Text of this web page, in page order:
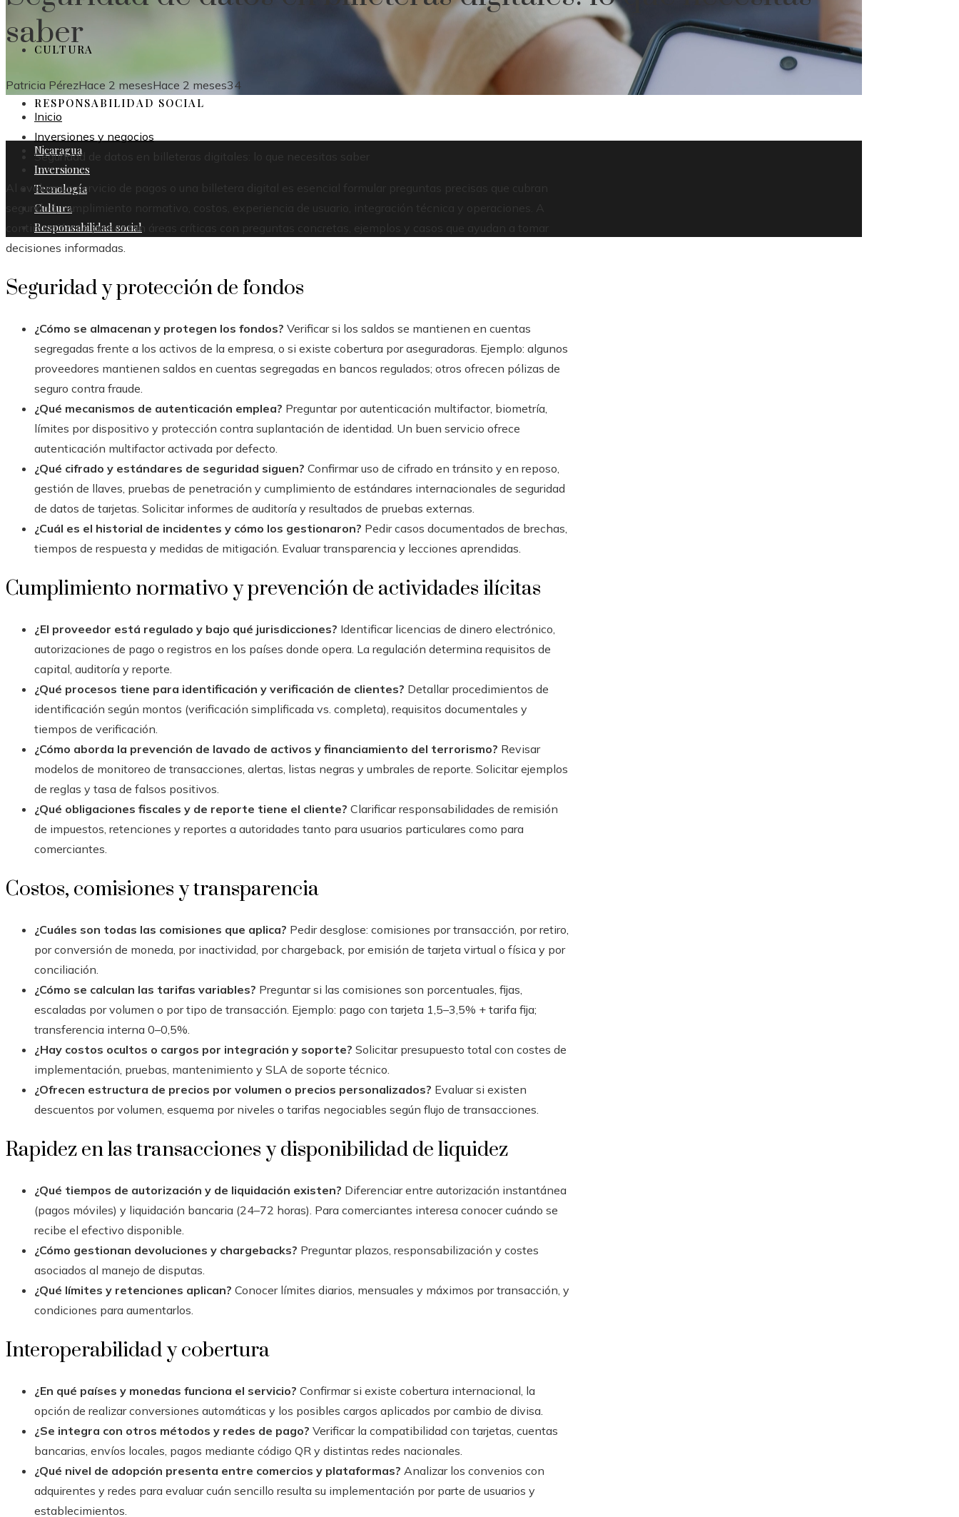
CULTURA
RESPONSABILIDAD SOCIAL
Nicaragua
Inversiones
Tecnología
Cultura
Responsabilidad social
saber
Patricia PérezHace 2 mesesHace 2 meses34
Inicio
Inversiones y negocios
Seguridad de datos en billeteras digitales: lo que necesitas saber
Al evaluar un servicio de pagos o una billetera digital es esencial formular preguntas precisas que cubran
seguridad, cumplimiento normativo, costos, experiencia de usuario, integración técnica y operaciones. A
continuación se presentan áreas críticas con preguntas concretas, ejemplos y casos que ayudan a tomar
decisiones informadas.
Seguridad y protección de fondos
¿Cómo se almacenan y protegen los fondos? Verificar si los saldos se mantienen en cuentas
segregadas frente a los activos de la empresa, o si existe cobertura por aseguradoras. Ejemplo: algunos
proveedores mantienen saldos en cuentas segregadas en bancos regulados; otros ofrecen pólizas de
seguro contra fraude.
¿Qué mecanismos de autenticación emplea? Preguntar por autenticación multifactor, biometría,
límites por dispositivo y protección contra suplantación de identidad. Un buen servicio ofrece
autenticación multifactor activada por defecto.
¿Qué cifrado y estándares de seguridad siguen? Confirmar uso de cifrado en tránsito y en reposo,
gestión de llaves, pruebas de penetración y cumplimiento de estándares internacionales de seguridad
de datos de tarjetas. Solicitar informes de auditoría y resultados de pruebas externas.
¿Cuál es el historial de incidentes y cómo los gestionaron? Pedir casos documentados de brechas,
tiempos de respuesta y medidas de mitigación. Evaluar transparencia y lecciones aprendidas.
Cumplimiento normativo y prevención de actividades ilícitas
¿El proveedor está regulado y bajo qué jurisdicciones? Identificar licencias de dinero electrónico,
autorizaciones de pago o registros en los países donde opera. La regulación determina requisitos de
capital, auditoría y reporte.
¿Qué procesos tiene para identificación y verificación de clientes? Detallar procedimientos de
identificación según montos (verificación simplificada vs. completa), requisitos documentales y
tiempos de verificación.
¿Cómo aborda la prevención de lavado de activos y financiamiento del terrorismo? Revisar
modelos de monitoreo de transacciones, alertas, listas negras y umbrales de reporte. Solicitar ejemplos
de reglas y tasa de falsos positivos.
¿Qué obligaciones fiscales y de reporte tiene el cliente? Clarificar responsabilidades de remisión
de impuestos, retenciones y reportes a autoridades tanto para usuarios particulares como para
comerciantes.
Costos, comisiones y transparencia
¿Cuáles son todas las comisiones que aplica? Pedir desglose: comisiones por transacción, por retiro,
por conversión de moneda, por inactividad, por chargeback, por emisión de tarjeta virtual o física y por
conciliación.
¿Cómo se calculan las tarifas variables? Preguntar si las comisiones son porcentuales, fijas,
escaladas por volumen o por tipo de transacción. Ejemplo: pago con tarjeta 1,5–3,5% + tarifa fija;
transferencia interna 0–0,5%.
¿Hay costos ocultos o cargos por integración y soporte? Solicitar presupuesto total con costes de
implementación, pruebas, mantenimiento y SLA de soporte técnico.
¿Ofrecen estructura de precios por volumen o precios personalizados? Evaluar si existen
descuentos por volumen, esquema por niveles o tarifas negociables según flujo de transacciones.
Rapidez en las transacciones y disponibilidad de liquidez
¿Qué tiempos de autorización y de liquidación existen? Diferenciar entre autorización instantánea
(pagos móviles) y liquidación bancaria (24–72 horas). Para comerciantes interesa conocer cuándo se
recibe el efectivo disponible.
¿Cómo gestionan devoluciones y chargebacks? Preguntar plazos, responsabilización y costes
asociados al manejo de disputas.
¿Qué límites y retenciones aplican? Conocer límites diarios, mensuales y máximos por transacción, y
condiciones para aumentarlos.
Interoperabilidad y cobertura
¿En qué países y monedas funciona el servicio? Confirmar si existe cobertura internacional, la
opción de realizar conversiones automáticas y los posibles cargos aplicados por cambio de divisa.
¿Se integra con otros métodos y redes de pago? Verificar la compatibilidad con tarjetas, cuentas
bancarias, envíos locales, pagos mediante código QR y distintas redes nacionales.
¿Qué nivel de adopción presenta entre comercios y plataformas? Analizar los convenios con
adquirentes y redes para evaluar cuán sencillo resulta su implementación por parte de usuarios y
establecimientos.